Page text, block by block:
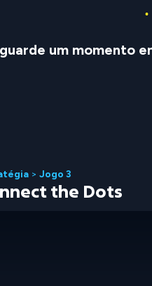
um momento
> Jogo 3
the Dots